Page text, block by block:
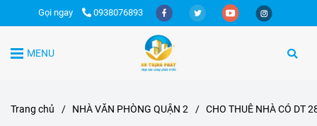
Gọi ngay 0938076893
MENU
Trang chủ / NHÀ VĂN PHÒNG QUẬN 2 / CHO THUÊ NHÀ CÓ DT